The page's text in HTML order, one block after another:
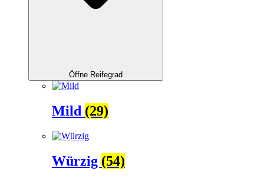
Öffne Reifegrad
Mild (29)
Würzig (54)